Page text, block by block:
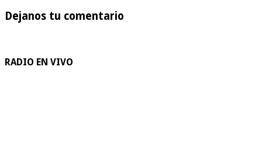
Dejanos tu comentario
RADIO EN VIVO